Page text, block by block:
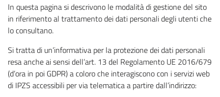
In questa pagina si descrivono le modalità di gestione del sito
in riferimento al trattamento dei dati personali degli utenti che
lo consultano.
Si tratta di un’informativa per la protezione dei dati personali
resa anche ai sensi dell’art. 13 del Regolamento UE 2016/679
(d’ora in poi GDPR) a coloro che interagiscono con i servizi web
di IPZS accessibili per via telematica a partire dall’indirizzo: